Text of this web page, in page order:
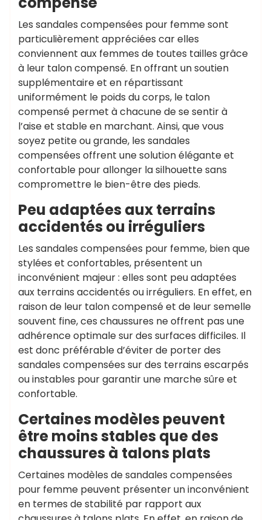
Les sandales compensées pour femme sont
particulièrement appréciées car elles
conviennent aux femmes de toutes tailles grâce
à leur talon compensé. En offrant un soutien
supplémentaire et en répartissant
uniformément le poids du corps, le talon
compensé permet à chacune de se sentir à
l’aise et stable en marchant. Ainsi, que vous
soyez petite ou grande, les sandales
compensées offrent une solution élégante et
confortable pour allonger la silhouette sans
compromettre le bien-être des pieds.
Peu adaptées aux terrains
accidentés ou irréguliers
Les sandales compensées pour femme, bien que
stylées et confortables, présentent un
inconvénient majeur : elles sont peu adaptées
aux terrains accidentés ou irréguliers. En effet, en
raison de leur talon compensé et de leur semelle
souvent fine, ces chaussures ne offrent pas une
adhérence optimale sur des surfaces difficiles. Il
est donc préférable d’éviter de porter des
sandales compensées sur des terrains escarpés
ou instables pour garantir une marche sûre et
confortable.
Certaines modèles peuvent
être moins stables que des
chaussures à talons plats
Certaines modèles de sandales compensées
pour femme peuvent présenter un inconvénient
en termes de stabilité par rapport aux